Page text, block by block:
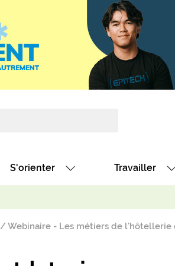
S'orienter
Alternance : les formations des écoles
Travailler
Décrocher
Webinaire - Les métiers de